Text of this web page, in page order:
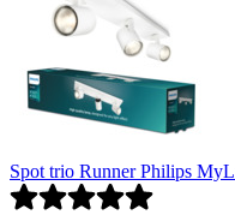
Spot trio Runner Philips